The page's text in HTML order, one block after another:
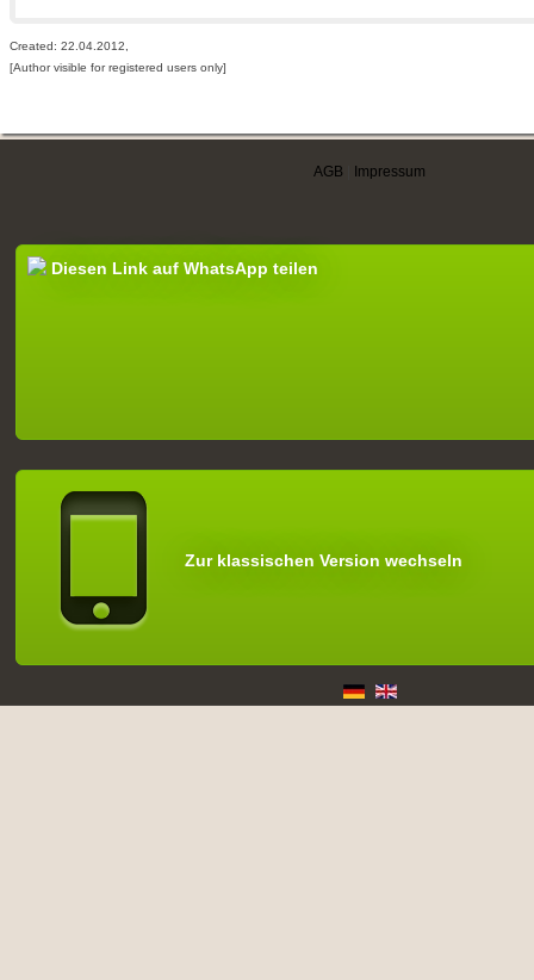
Created: 22.04.2012,
[Author visible for registered users only]
AGB Impressum
Diesen Link auf WhatsApp teilen
Zur klassischen Version wechseln